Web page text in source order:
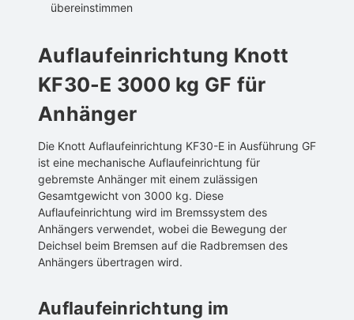
übereinstimmen
Auflaufeinrichtung Knott
KF30-E 3000 kg GF für
Anhänger
Die Knott Auflaufeinrichtung KF30-E in Ausführung GF
ist eine mechanische Auflaufeinrichtung für
gebremste Anhänger mit einem zulässigen
Gesamtgewicht von 3000 kg. Diese
Auflaufeinrichtung wird im Bremssystem des
Anhängers verwendet, wobei die Bewegung der
Deichsel beim Bremsen auf die Radbremsen des
Anhängers übertragen wird.
Auflaufeinrichtung im